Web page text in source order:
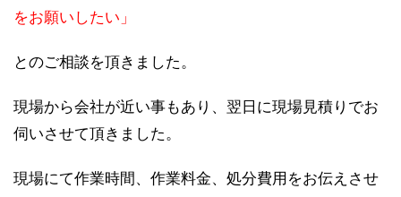
をお願いしたい」
とのご相談を頂きました。
現場から会社が近い事もあり、翌日に現場見積りでお
伺いさせて頂きました。
現場にて作業時間、作業料金、処分費用をお伝えさせ